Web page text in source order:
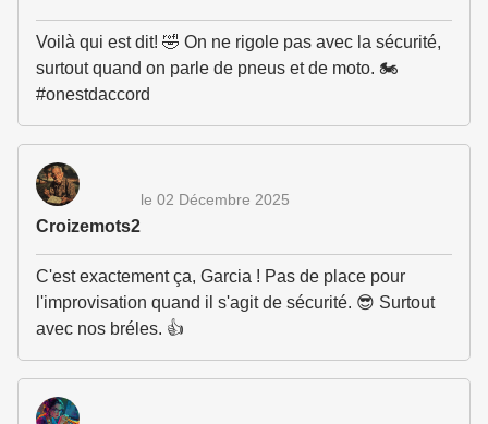
Voilà qui est dit! 🤣 On ne rigole pas avec la sécurité,
surtout quand on parle de pneus et de moto. 🏍️
#onestdaccord
Croizemots2
le 02 Décembre 2025
C'est exactement ça, Garcia ! Pas de place pour
l'improvisation quand il s'agit de sécurité. 😎 Surtout
avec nos bréles. 👍